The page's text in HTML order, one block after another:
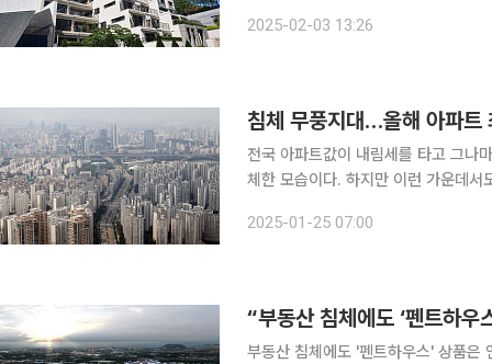
팅부 주거용부동산팀이 KB부동산 월
2025-02-03 13:26
침체 무풍지대…올해 아파트
전국 아파트값이 내림세를 타고 그나
체한 모습이다. 하지만 이런 가운데
전용 208㎡는 이달 10일 77억 원에
2025-01-25 07:00
“부동산 침체에도 ‘펜트하우
부동산 침체에도 '펜트하우스' 상품은